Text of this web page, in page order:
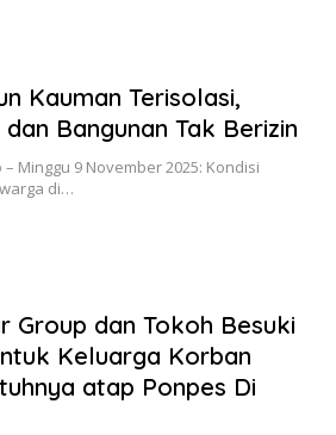
Kauman Terisolasi,
Bangunan Tak Berizin
Minggu 9 November 2025: Kondisi
di…
Group dan Tokoh Besuki
Keluarga Korban
atap Ponpes Di